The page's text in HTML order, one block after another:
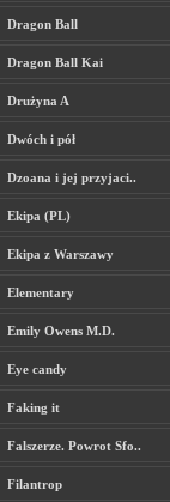
Dragon Ball
Dragon Ball Kai
Drużyna A
Dwóch i pół
Dzoana i jej przyjaci..
Ekipa (PL)
Ekipa z Warszawy
Elementary
Emily Owens M.D.
Eye candy
Faking it
Falszerze. Powrot Sfo..
Filantrop